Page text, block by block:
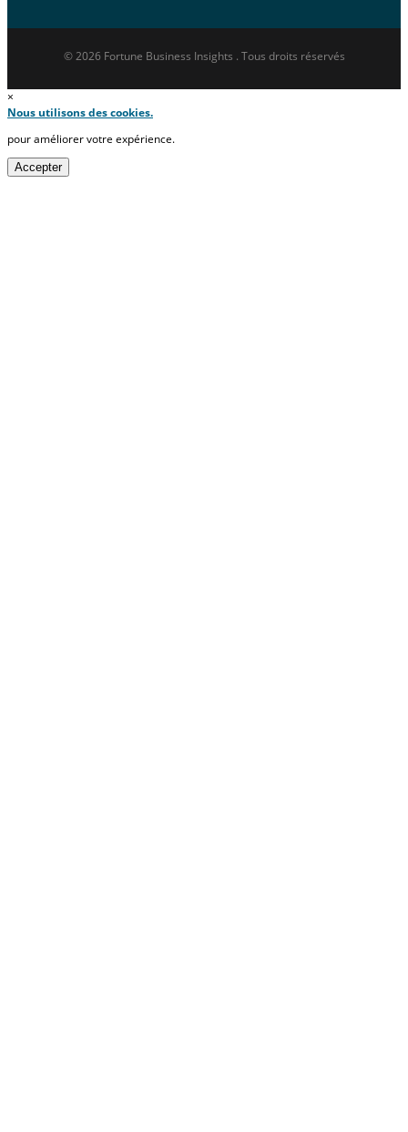
© 2026 Fortune Business Insights . Tous droits réservés
×
Nous utilisons des cookies.
pour améliorer votre expérience.
Accepter